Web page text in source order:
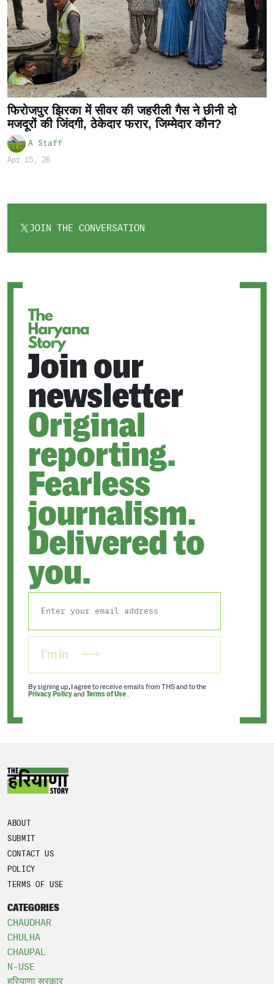
फिरोजपुर झिरका में सीवर की जहरीली गैस ने छीनी दो
मजदूरों की जिंदगी, ठेकेदार फरार, जिम्मेदार कौन?
A Staff
Apr 15, 26
JOIN THE CONVERSATION
OPENS
Join our
newsletter
Original
reporting.
Fearless
journalism.
Delivered to
you.
I'm in
By signing up, I agree to receive emails from THS and to the
Privacy Policyand Terms of Use .
ABOUT
SUBMIT
CONTACT US
POLICY
TERMS OF USE
CATEGORIES
CHAUDHAR
CHULHA
CHAUPAL
N-USE
हरियाणा सरकार